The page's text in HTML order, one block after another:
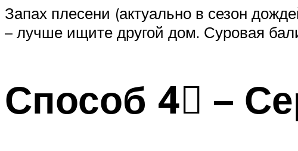
Запах плесени (актуально в сезон
– лучше ищите другой дом. Суровая
Способ 4⃣ –